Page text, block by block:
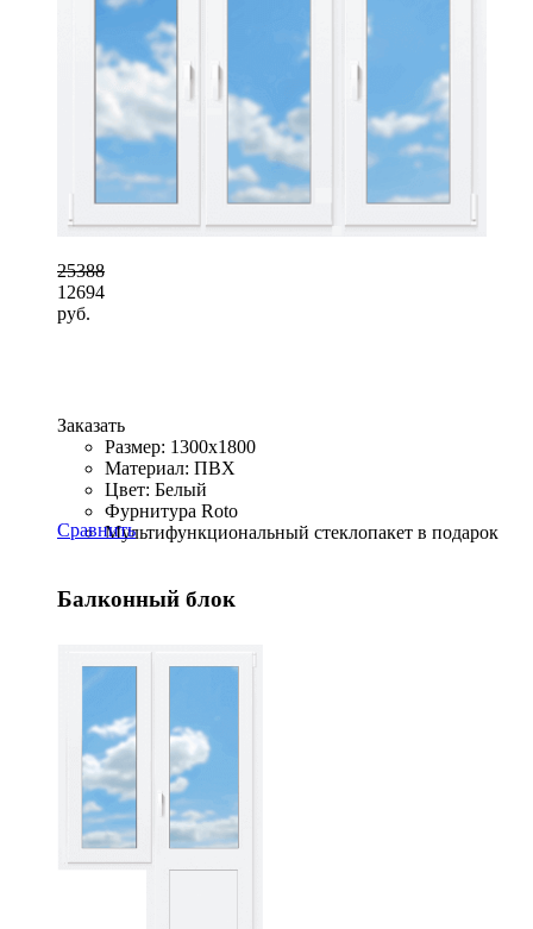
25388
12694
руб.
Заказать
Размер: 1300x1800
Материал: ПВХ
Цвет: Белый
Фурнитура Roto
Мультифункциональный стеклопакет в подарок
Сравнить
Балконный блок